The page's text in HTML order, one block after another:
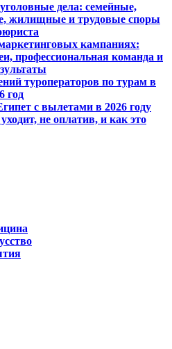
дела: семейные,
жилищные и трудовые споры
кампаниях:
профессиональная команда и
туроператоров по турам в
год
с вылетами в 2026 году
не оплатив, и как это